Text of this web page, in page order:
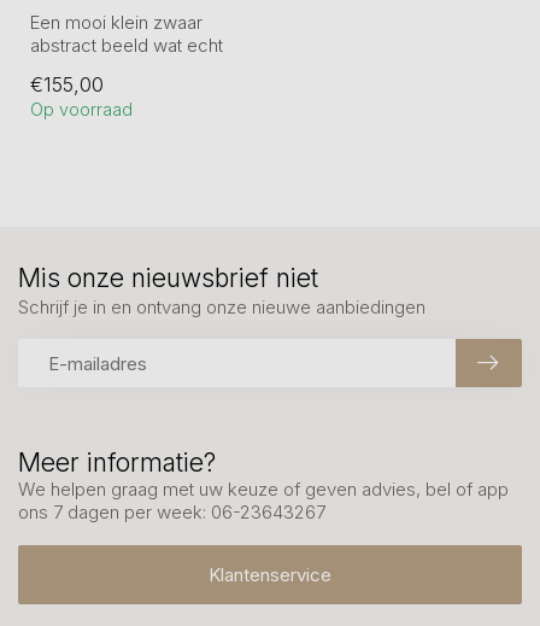
Een mooi klein zwaar
abstract beeld wat echt
heeft. H...
€155,00
Op voorraad
Meer informatie?
We helpen graag met uw keuze of geven advies, bel of app
ons 7 dagen per week: 06-23643267
Klantenservice
Mis onze nieuwsbrief niet
Schrijf je in en ontvang onze nieuwe aanbiedingen